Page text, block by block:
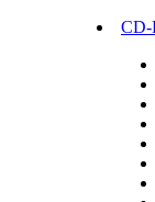
CD-